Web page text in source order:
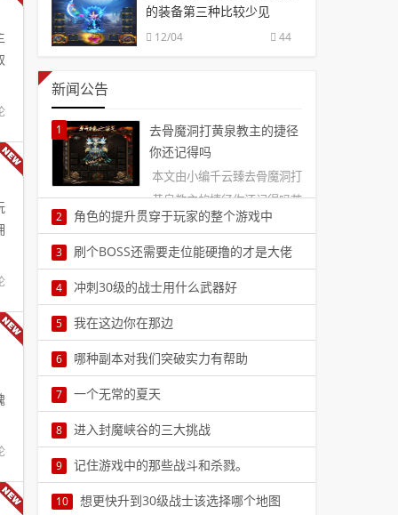
的装备第三种比较少见
12/04 44
新闻公告
1
去骨魔洞打黄泉教主的捷径
你还记得吗
本文由小编千云臻去骨魔洞打
黄泉教主的捷径你还记得吗苍
月岛初开的时候玩家的热情极
度高涨，一方面是因为三大洞
窟1
2 角色的提升贯穿于玩家的整个游戏中
本文由小编赖冰菱角色的提升贯穿于玩家的整个
游戏中从玩家发展的角度来看，角色等级和角色
装备是传奇中两个更重要2
3 刷个BOSS还需要走位能硬撸的才是大佬
在传奇是就中，想要用不是很好装备去刷一些
boss的时候，是很需要玩家去使用走位技巧的，
要是没走位技巧的话，硬撸3
4 冲刺30级的战士用什么武器好
本文由小编乘怡辰冲刺30级的战士用什么武器好
战士前期在新开传奇私服中升级真的是不太容
易，而且很多人开始在20级4
5 我在这边你在那边
题记:------在地球仪上，我们的距离是一条线，你
在那边，我在这边。可现实距离却差那么的遥
6 哪种副本对我们突破实力有帮助
本文由小编贰子硕哪种副本对我们突破实力有帮
助在一款中变传奇SF里，副本的数量是非常多
的，为了能够给玩家们提供6
7 一个无常的夏天
许久没有看到过喷水办公了，只是水池里一直蓄
着水。一直，一直都这样，那么喷水的。一直都
没有动过，我甚至怀疑它7
8 进入封魔峡谷的三大挑战
本文由小编绍蕊珠进入封魔峡谷的三大挑战自古
以来，玛法大陆上的英雄豪侠都是一些精力旺
盛，非常闲不住的人。你要8
9 记住游戏中的那些战斗和杀戮。
在过去，每个人玩游戏都很简单，不会有那么多
10 想更快升到30级战士该选择哪个地图